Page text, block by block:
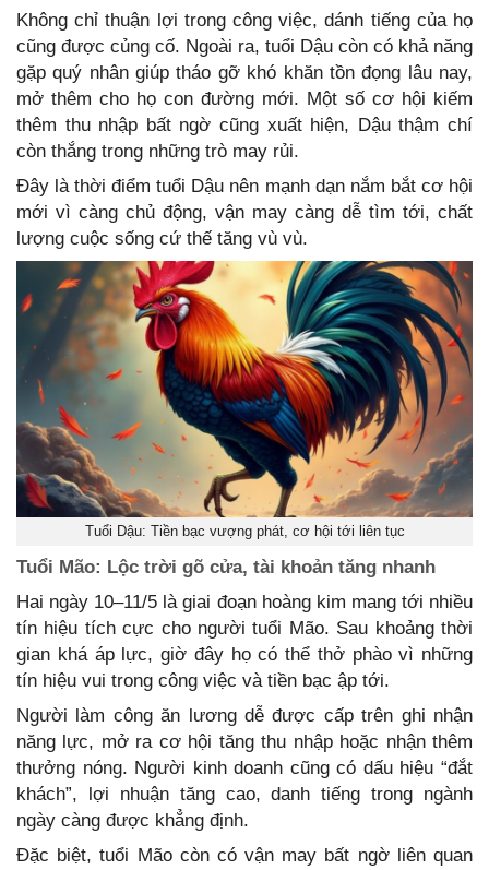
Không chỉ thuận lợi trong công việc, dánh tiếng của họ
cũng được củng cố. Ngoài ra, tuổi Dậu còn có khả năng
gặp quý nhân giúp tháo gỡ khó khăn tồn đọng lâu nay,
mở thêm cho họ con đường mới. Một số cơ hội kiếm
thêm thu nhập bất ngờ cũng xuất hiện, Dậu thậm chí
còn thắng trong những trò may rủi.
Đây là thời điểm tuổi Dậu nên mạnh dạn nắm bắt cơ hội
mới vì càng chủ động, vận may càng dễ tìm tới, chất
lượng cuộc sống cứ thế tăng vù vù.
Tuổi Dậu: Tiền bạc vượng phát, cơ hội tới liên tục
Tuổi Mão: Lộc trời gõ cửa, tài khoản tăng nhanh
Hai ngày 10–11/5 là giai đoạn hoàng kim mang tới nhiều
tín hiệu tích cực cho người tuổi Mão. Sau khoảng thời
gian khá áp lực, giờ đây họ có thể thở phào vì những
tín hiệu vui trong công việc và tiền bạc ập tới.
Người làm công ăn lương dễ được cấp trên ghi nhận
năng lực, mở ra cơ hội tăng thu nhập hoặc nhận thêm
thưởng nóng. Người kinh doanh cũng có dấu hiệu “đắt
khách”, lợi nhuận tăng cao, danh tiếng trong ngành
ngày càng được khẳng định.
Đặc biệt, tuổi Mão còn có vận may bất ngờ liên quan